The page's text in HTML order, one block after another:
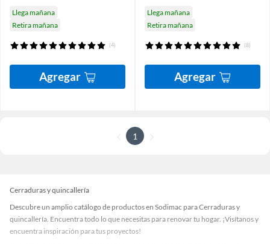
Llega mañana
Retira mañana
(4)
Agregar
Llega mañana
Retira mañana
(8)
Agregar
1
Cerraduras y quincallería
Descubre un amplio catálogo de productos en Sodimac para Cerraduras y
quincallería. Encuentra todo lo que necesitas para renovar tu hogar. ¡Visítanos y
encuentra inspiración para tus proyectos!